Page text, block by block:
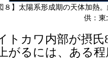
８】太陽系形成期の天体加熱
供：東
トカワ内部が摂氏
がるには、ある